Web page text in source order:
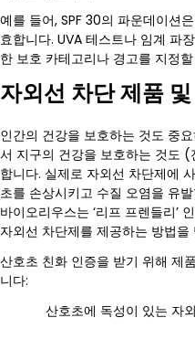
예를 들어, SPF 30의 파운데이션
효합니다. UVA 테스트나 임계 파
한 보호 카테고리나 경고를 지정
자외선 차단 제품
인간의 건강을 보호하는 것도 중
서 지구의 건강을 보호하는 것도
합니다. 실제로 자외선 차단제에
초를 손상시키고 수질 오염을 유
바이오리우스는 ‘리프 프렌들리’
자외선 차단제를 제공하는 방법을
산호초 친화 인증을 받기 위해 제
니다:
산호초에 독성이 있는 자